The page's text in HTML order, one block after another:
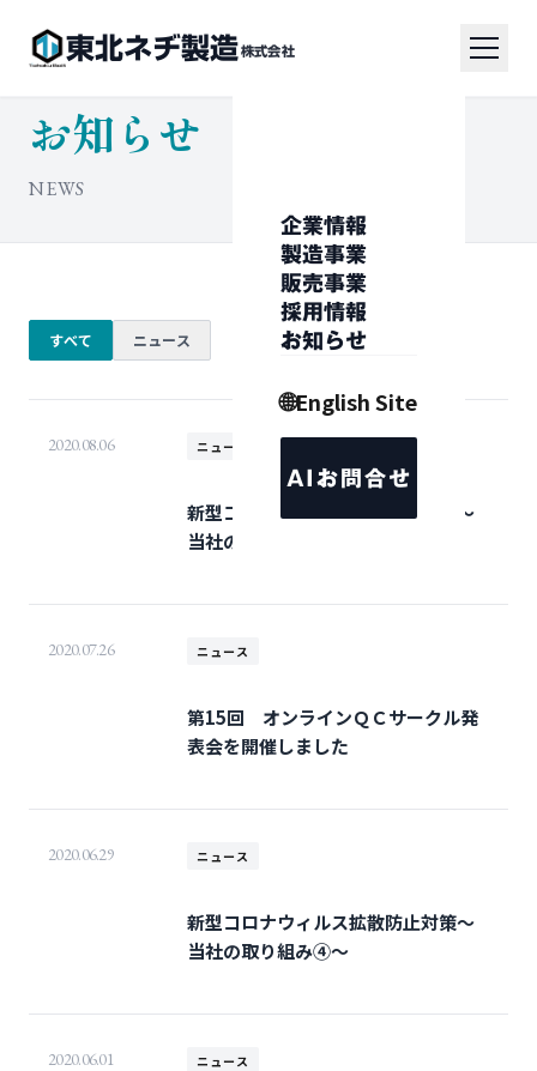
東北ネヂ製造 株式会社
企業情報
製造事業
販売事業
採用情報
お知らせ
🌐English Site
AIお問合せ
お知らせ
NEWS
すべて ニュース
2020.08.06 ニュース
新型コロナウィルス拡散防止対策～
当社の取り組み⑤～
2020.07.26 ニュース
第15回 オンラインＱＣサークル発
表会を開催しました
2020.06.29 ニュース
新型コロナウィルス拡散防止対策～
当社の取り組み④～
2020.06.01 ニュース